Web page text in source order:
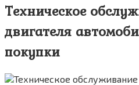
Техническое
двигателя
покупки